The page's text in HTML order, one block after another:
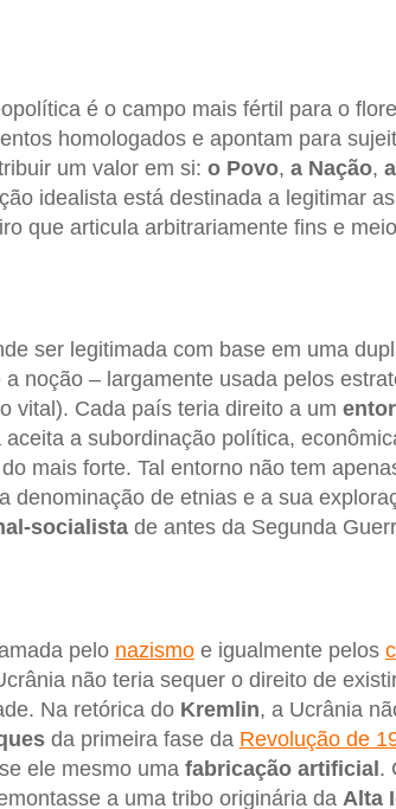
é o campo mais fértil para o
homologados e apontam para
um valor em si: o Povo, a Nação,
idealista está destinada a legitimar
que articula arbitrariamente fins e
ser legitimada com base em uma
noção – largamente usada pelos
vital). Cada país teria direito a um
a subordinação política,
mais forte. Tal entorno não tem
denominação de etnias e a sua
socialistade antes da Segunda
pelo nazismoe igualmente pelos
não teria sequer o direito de
Na retórica do Kremlin, a Ucrânia
da primeira fase da Revolução de
ele mesmo uma fabricação artificial.
a uma tribo originária da Alta